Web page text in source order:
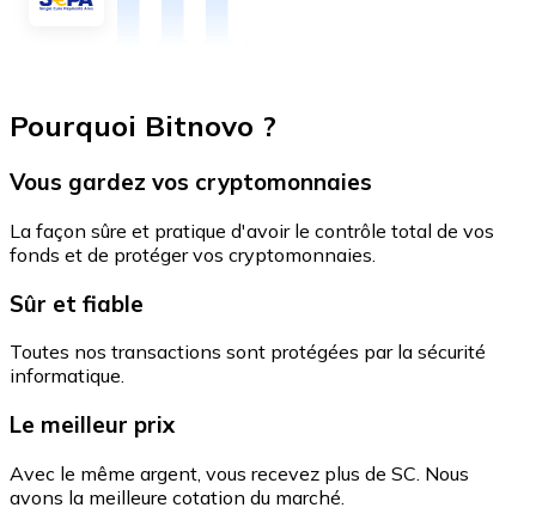
Pourquoi Bitnovo ?
Vous gardez vos cryptomonnaies
La façon sûre et pratique d'avoir le contrôle total de vos
fonds et de protéger vos cryptomonnaies.
Sûr et fiable
Toutes nos transactions sont protégées par la sécurité
informatique.
Le meilleur prix
Avec le même argent, vous recevez plus de SC. Nous
avons la meilleure cotation du marché.